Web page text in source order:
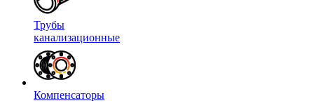
Трубы
канализационные
Компенсаторы